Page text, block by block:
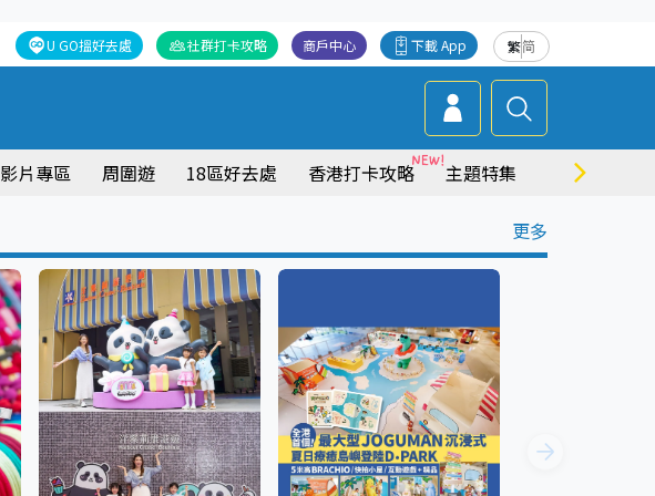
繁简
下載 App
商戶中心
社群打卡攻略
U GO搵好去處
影片專區 周圍遊 18區好去處 香港打卡攻略 主題特集 商場情報
更多